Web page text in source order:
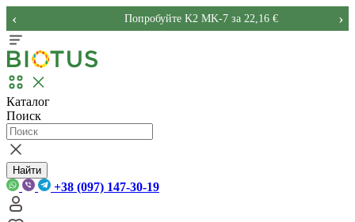
Попробуйте K2 MK-7 за 22,16 €
‹ ›
Каталог
Поиск
Найти
+38 (097) 147-30-19